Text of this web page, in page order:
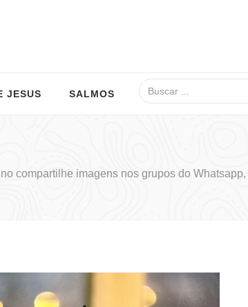
JESUS SALMOS
compartilhe imagens nos grupos do